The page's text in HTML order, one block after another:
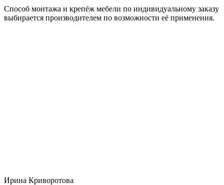
Способ монтажа и крепёж мебели по индивидуальному заказу
выбирается производителем по возможности её применения.
Ирина Криворотова